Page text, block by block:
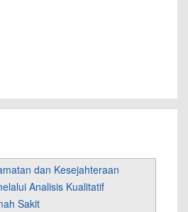
dan Kesejahteraan
Analisis Kualitatif
Sakit